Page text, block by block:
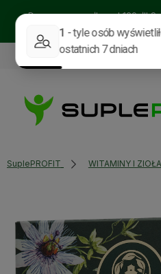
Darmowa wysyłka od 129zł!!
BESTSELLERY
535114318
SuplePROFIT WITAMINY I ZIOŁA